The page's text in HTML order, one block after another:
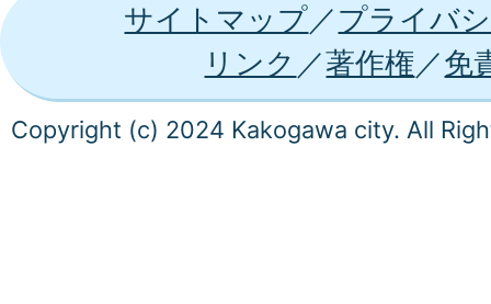
サイトマップ
プライバ
リンク
著作権 免
Copyright (c) 2024 Kakogawa city. All